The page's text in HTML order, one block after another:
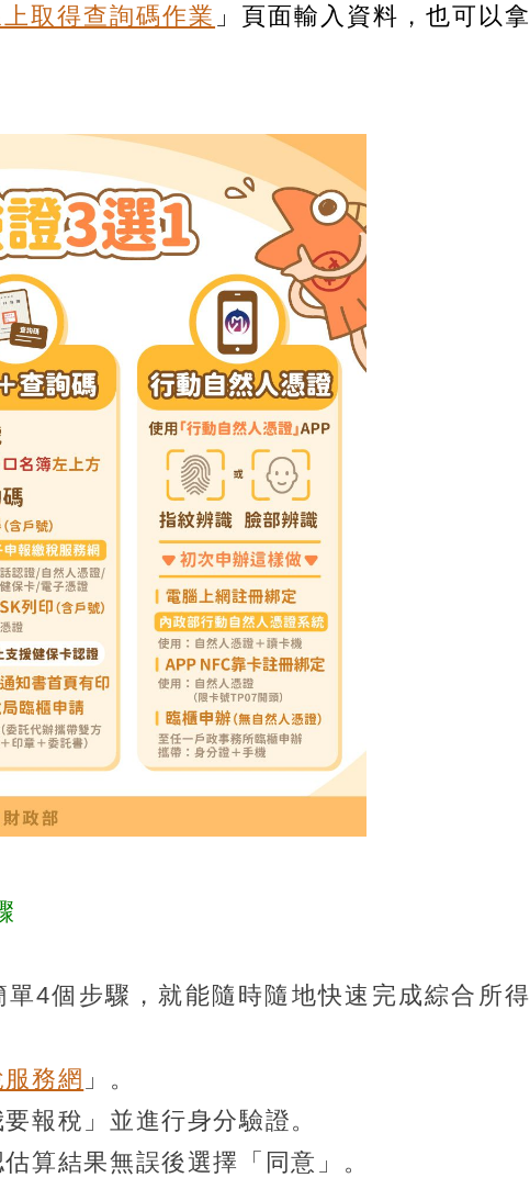
取得查詢碼作業 」頁面輸入資料，也可以拿
4個步驟，就能隨時隨地快速完成綜合所得
務網 」。
報稅」並進行身分驗證。
算結果無誤後選擇「同意」。